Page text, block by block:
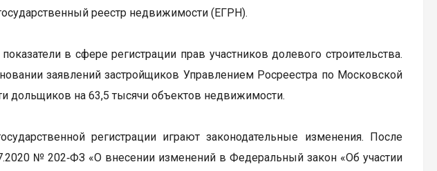
реестр недвижимости (ЕГРН).
в сфере регистрации прав участников долевого строительства.
заявлений застройщиков Управлением Росреестра по Московской
дольщиков на 63,5 тысячи объектов недвижимости.
регистрации играют законодательные изменения. После
№ 202‑ФЗ «О внесении изменений в Федеральный закон «Об участии